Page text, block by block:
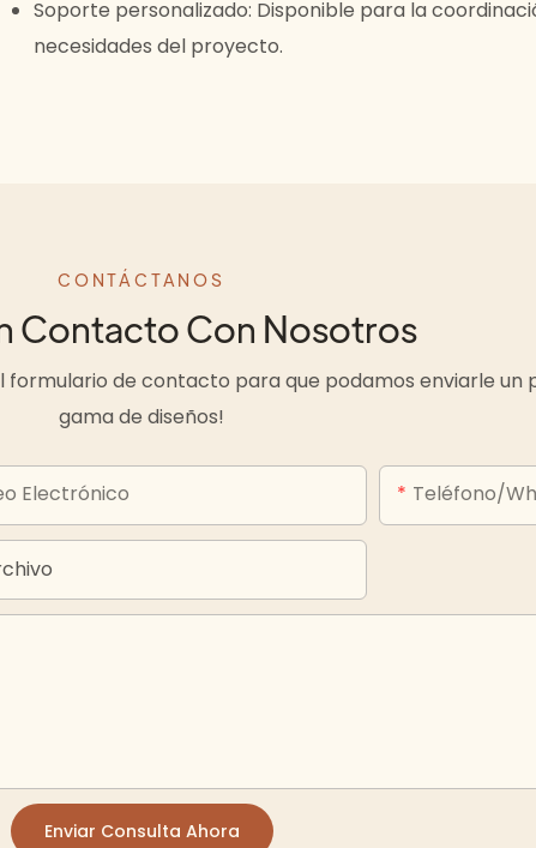
Soporte personalizado: Disponible para la
necesidades del proyecto.
CONTÁCTANOS
Contacto Con Nosotros
de contacto para que podamos enviarle
gama de diseños!
Electrónico Teléfono/
Enviar Consulta Ahora